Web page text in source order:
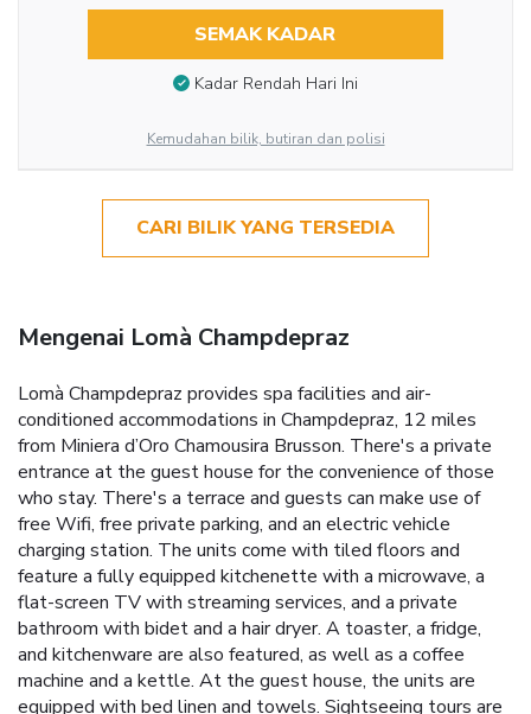
SEMAK KADAR
Kadar Rendah Hari Ini
Kemudahan bilik, butiran dan polisi
CARI BILIK YANG TERSEDIA
Mengenai Lomà Champdepraz
Lomà Champdepraz provides spa facilities and air-
conditioned accommodations in Champdepraz, 12 miles
from Miniera d’Oro Chamousira Brusson. There's a private
entrance at the guest house for the convenience of those
who stay. There's a terrace and guests can make use of
free Wifi, free private parking, and an electric vehicle
charging station. The units come with tiled floors and
feature a fully equipped kitchenette with a microwave, a
flat-screen TV with streaming services, and a private
bathroom with bidet and a hair dryer. A toaster, a fridge,
and kitchenware are also featured, as well as a coffee
machine and a kettle. At the guest house, the units are
equipped with bed linen and towels. Sightseeing tours are